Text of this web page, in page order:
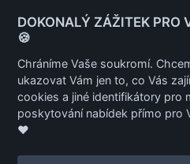
O nás
Vše o nákupu
Reklamace a vrácení
Obchodní podmínky
Ochrana osobních údajů
DOKONALÝ ZÁŽITEK PRO
🍪
Chráníme Vaše soukromí.
ukazovat Vám jen to, co Vás
cookies a jiné identifikátory pro
poskytování nabídek přímo pro
❤️